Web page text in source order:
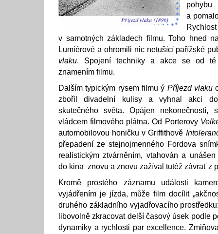
pohybu
a
v samotných základech filmu. Toho hned
Lumiérové a ohromili nic netušící pařížské
vlaku. Spojení techniky a akce se od té
znamením filmu.
Dalším typickým rysem filmu ý Příjezd vlaku
zbořil divadelní kulisy a vyhnal akci do
skutečného světa. Opájen nekonečností,
vládcem filmového plátna. Od Porterovy
automobilovou honičku v Griffithově
přepadení ze stejnojmenného Fordova
realistickým ztvárněním, vtahován a
do kina znovu a znovu zažíval tutéž závrať z
Kromě prostého záznamu události
vyjádřením je jízda, může film docílit
druhého základního vyjadřovacího
libovolně zkracovat delší časový úsek podle
dynamiky a rychlosti par excellence.